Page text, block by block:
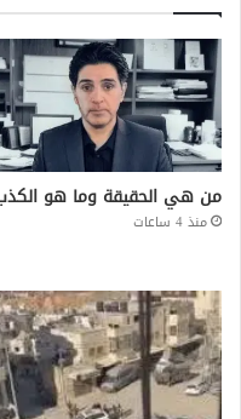
من هي الحقيقة وما هو
منذ 4 ساعات